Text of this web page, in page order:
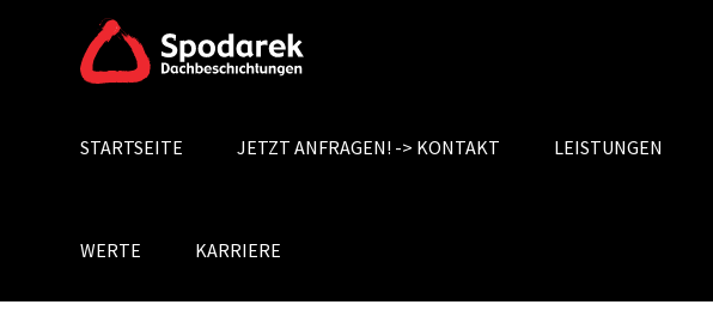
Search
STARTSEITE JETZT ANFRAGEN! -> KONTAKT LEISTUNGEN
WERTE KARRIERE